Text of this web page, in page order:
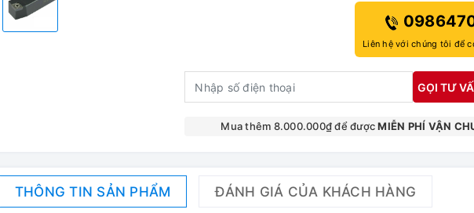
Liên hệ với chúng tôi để
GỌI TƯ
Mua thêm 8.000.000₫ để đượcMIỄN PHÍ VẬN
THÔNG TIN SẢN PHẨM ĐÁNH GIÁ CỦA KHÁCH HÀNG